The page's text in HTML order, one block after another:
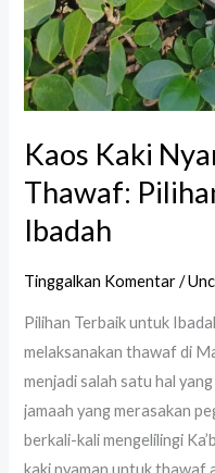
Kaos Kaki
Thawaf:
Ibadah
Tinggalkan Komentar /
Pilihan Terbaik untuk
melaksanakan thawaf di
menjadi salah satu hal
jamaah yang merasakan
berkali-kali mengelilingi